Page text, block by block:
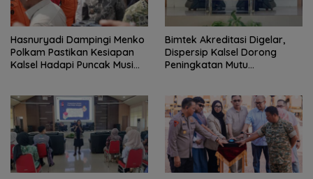
Hasnuryadi Dampingi Menko
Polkam Pastikan Kesiapan
Kalsel Hadapi Puncak Musim
Bimtek Akreditasi Digelar,
Dispersip Kalsel Dorong
Peningkatan Mutu